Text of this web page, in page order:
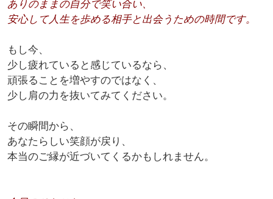
ありのままの自分で笑い合い、
安心して人生を歩める相手と出会うための時間です。
もし今、
少し疲れていると感じているなら、
頑張ることを増やすのではなく、
少し肩の力を抜いてみてください。
その瞬間から、
あなたらしい笑顔が戻り、
本当のご縁が近づいてくるかもしれません。